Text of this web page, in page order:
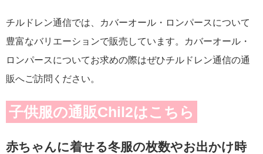
チルドレン通信では、カバーオール・ロンパースについて
豊富なバリエーションで販売しています。カバーオール・
ロンパースについてお求めの際はぜひチルドレン通信の通
販へご訪問ください。
子供服の通販Chil2はこちら
赤ちゃんに着せる冬服の枚数やお出かけ時